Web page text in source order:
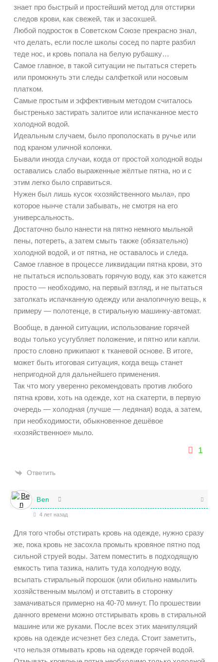
знает про быстрый и простейший метод для отстирки
следов крови, как свежей, так и засохшей.
Любой подросток в Советском Союзе прекрасно знал,
что делать, если после школы сосед по парте разбил
теде нос, и кровь попала на белую рубашку…
Самое главное, в такой ситуации не пытаться стереть
или промокнуть эти следы салфеткой или носовым
платком.
Самые простым и эффективным методом считалось
быстренько застирать залитое или испачканное место
холодной водой.
Идеальным случаем, было прополоскать в ручье или
под краном уличной колонки.
Бывали иногда случаи, когда от простой холодной воды
оставались слабо выраженные жёлтые пятна, но и с
этим легко было справиться.
Нужен был лишь кусок «хозяйственного мыла», про
которое нынче стали забывать, не смотря на его
универсальность.
Достаточно было нанести на пятно немного мыльной
пены, потереть, а затем смыть также (обязательно)
холодной водой, и от пятна, не оставалось и следа.
Самое главное в процессе ликвидации пятна крови, это
не пытаться использовать горячую воду, как это кажется
просто — необходимо, на первый взгляд, и не пытаться
затолкать испачканную одежду или аналогичную вещь, к
примеру — полотенце, в стиральную машинку-автомат.
Вообще, в данной ситуации, использование горячей
воды только усугубляет положение, и пятно или капли.
просто словно прикипают к тканевой основе. В итоге,
может быть итоговая ситуация, когда вещь станет
непригодной для дальнейшего применения.
Так что могу уверенно рекомендовать против любого
пятна крови, хоть на одежде, хот на скатерти, в первую
очередь — холодная (лучше — ледяная) вода, а затем,
при необходимости, обыкновенное дешёвое
«хозяйственное» мыло.
1
Ответить
Ben
4 лет назад
Для того чтобы отстирать кровь на одежде, нужно сразу
же, пока кровь не засохла промыть кровяное пятно под
сильной струей воды. Затем поместить в подходящую
емкость типа тазика, налить туда холодную воду,
всыпать стиральный порошок (или обильно намылить
хозяйственным мылом) и отставить в сторонку
замачиваться примерно на 40-70 минут. По прошествии
данного времени можно отстирывать кровь в стиральной
машине или же руками. После всех этих манипуляций
кровь на одежде исчезнет без следа. Стоит заметить,
что нельзя отмывать кровь на одежде горячей водой.